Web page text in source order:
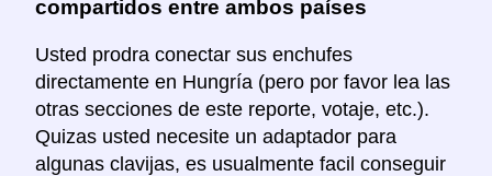
compartidos entre ambos países
Usted prodra conectar sus enchufes
directamente en Hungría (pero por favor lea las
otras secciones de este reporte, votaje, etc.).
Quizas usted necesite un adaptador para
algunas clavijas, es usualmente facil conseguir